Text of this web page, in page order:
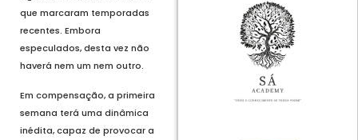
que marcaram temporadas
recentes. Embora
especulados, desta vez não
haverá nem um nem outro.
Em compensação, a primeira
semana terá uma dinâmica
inédita, capaz de provocar a